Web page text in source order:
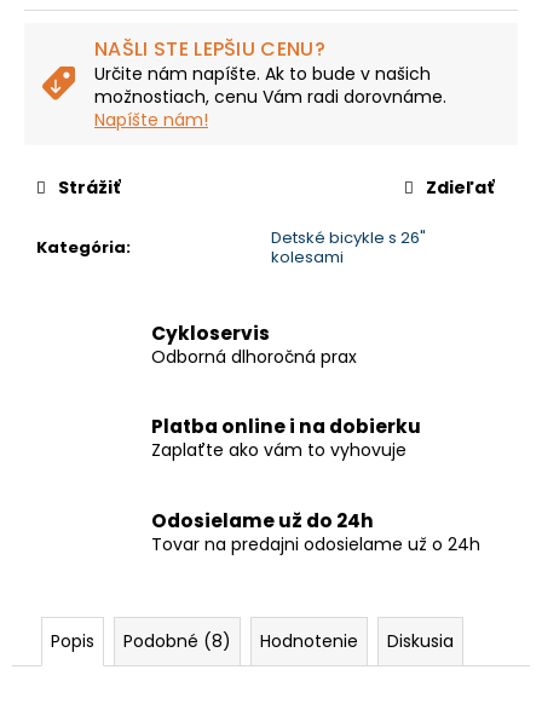
NAŠLI STE LEPŠIU CENU?
Určite nám napíšte. Ak to bude v našich
možnostiach, cenu Vám radi dorovnáme.
Napíšte nám!
Kategória:
Detské bicykle s 26"
kolesami
Strážiť Zdieľať
Cykloservis
Odborná dlhoročná prax
Platba online i na dobierku
Zaplaťte ako vám to vyhovuje
Odosielame už do 24h
Tovar na predajni odosielame už o 24h
Popis Podobné (8) Hodnotenie Diskusia
HYBRID
PERFORMANCE
SHINYAPPLE'N'BLACK
449